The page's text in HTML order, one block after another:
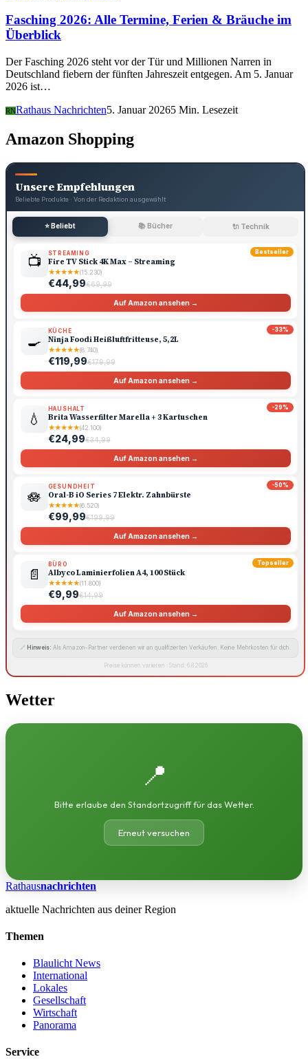
Fasching 2026: Alle Termine, Ferien & Bräuche im
Überblick
Der Fasching 2026 steht vor der Tür und Millionen Narren in
Deutschland fiebern der fünften Jahreszeit entgegen. Am 5. Januar
2026 ist…
RNRathaus Nachrichten5. Januar 20265 Min. Lesezeit
Amazon Shopping
Unsere Empfehlungen
Beliebte Produkte · Von der Redaktion ausgewählt
⭐ Beliebt 📚 Bücher 🔌 Technik
Bestseller
📺 STREAMING
Fire TV Stick 4K Max – Streaming
★★★★★(15.230)
€44,99€69,99
Auf Amazon ansehen →
-33%
🍳
KÜCHE
Ninja Foodi Heißluftfritteuse, 5,2L
★★★★★(8.740)
€119,99€179,99
Auf Amazon ansehen →
-29%
💧
HAUSHALT
Brita Wasserfilter Marella + 3 Kartuschen
★★★★★(42.100)
€24,99€34,99
Auf Amazon ansehen →
-50%
🪷
GESUNDHEIT
Oral-B iO Series 7 Elektr. Zahnbürste
★★★★★(6.520)
€99,99€199,99
Auf Amazon ansehen →
Topseller
📄
BÜRO
Albyco Laminierfolien A4, 100 Stück
★★★★★(11.800)
€9,99€14,99
Auf Amazon ansehen →
🔗 Hinweis: Als Amazon-Partner verdienen wir an qualifizierten Verkäufen. Keine Mehrkosten für dich.
Preise können variieren · Stand: 6.8.2026
Wetter
📍
Bitte erlaube den Standortzugriff für das Wetter.
Erneut versuchen
Rathausnachrichten
aktuelle Nachrichten aus deiner Region
Themen
Blaulicht News
International
Lokales
Gesellschaft
Wirtschaft
Panorama
Service